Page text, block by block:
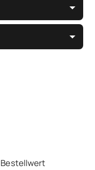
Bestellwert